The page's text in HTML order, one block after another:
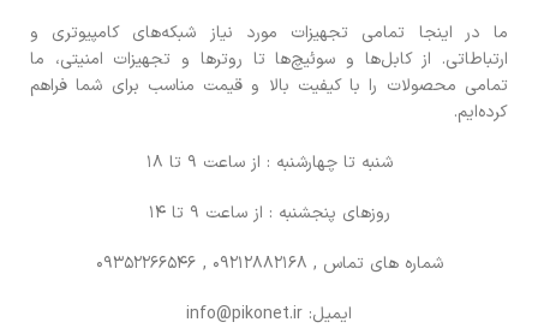
ما در اینجا تمامی تجهیزات مورد نیاز شبکه‌های کامپیوتری و
ارتباطاتی. از کابل‌ها و سوئیچ‌ها تا روترها و تجهیزات امنیتی، ما
تمامی محصولات را با کیفیت بالا و قیمت مناسب برای شما فراهم
کرده‌ایم.
شنبه تا چهارشنبه : از ساعت 9 تا 18
روزهای پنجشنبه : از ساعت 9 تا 14
شماره های تماس , 09212882168 , 09352266546
ایمیل: info@pikonet.ir